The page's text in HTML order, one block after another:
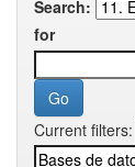
Search:
for
Current filters: